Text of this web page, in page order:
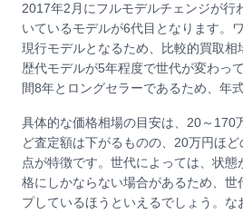
2017年2月にフルモデルチェンジが行
いているモデルが6代目となります。
現行モデルとなるため、比較的買取相
歴代モデルが5年程度で世代が変わっ
間8年とロングセラーであるため、年
具体的な価格相場の目安は、20～170
ど査定額は下がるものの、20万円ほ
点が特徴です。世代によっては、状
格にしかならない場合があるため、世
プしているほうといえるでしょう。な